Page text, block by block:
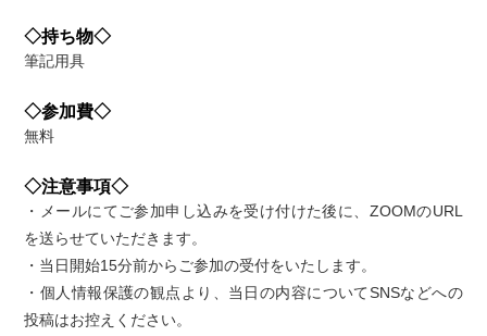
◇持ち物◇
筆記用具
◇参加費◇
無料
◇注意事項◇
・メールにてご参加申し込みを受け付けた後に、ZOOMのURL
を送らせていただきます。
・当日開始15分前からご参加の受付をいたします。
・個人情報保護の観点より、当日の内容についてSNSなどへの
投稿はお控えください。